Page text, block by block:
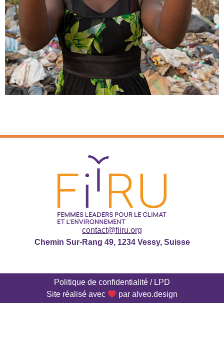
contact@fiiru.org
Chemin Sur-Rang 49, 1234 Vessy, Suisse
Politique de confidentialité / LPD
Site réalisé avec
paralveo.design